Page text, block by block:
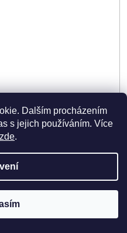
Dalším procházením
s jejich používáním. Více
zde.